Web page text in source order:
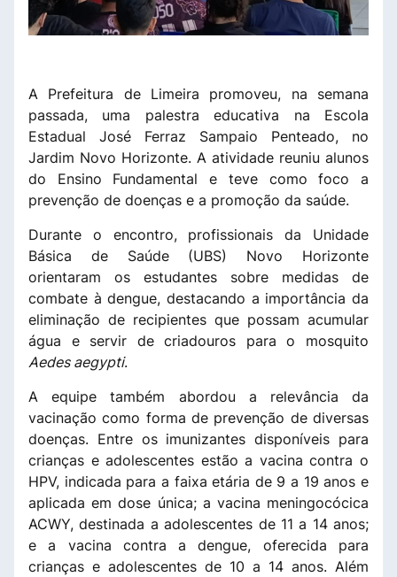
A Prefeitura de Limeira promoveu, na semana
passada, uma palestra educativa na Escola
Estadual José Ferraz Sampaio Penteado, no
Jardim Novo Horizonte. A atividade reuniu alunos
do Ensino Fundamental e teve como foco a
prevenção de doenças e a promoção da saúde.
Durante o encontro, profissionais da Unidade
Básica de Saúde (UBS) Novo Horizonte
orientaram os estudantes sobre medidas de
combate à dengue, destacando a importância da
eliminação de recipientes que possam acumular
água e servir de criadouros para o mosquito
Aedes aegypti.
A equipe também abordou a relevância da
vacinação como forma de prevenção de diversas
doenças. Entre os imunizantes disponíveis para
crianças e adolescentes estão a vacina contra o
HPV, indicada para a faixa etária de 9 a 19 anos e
aplicada em dose única; a vacina meningocócica
ACWY, destinada a adolescentes de 11 a 14 anos;
e a vacina contra a dengue, oferecida para
crianças e adolescentes de 10 a 14 anos. Além